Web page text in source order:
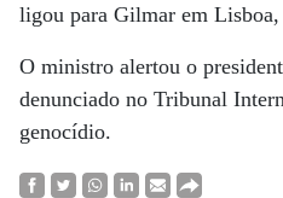
ligou para Gilmar em Lisboa,
O ministro alertou o
denunciado no Tribunal
genocídio.